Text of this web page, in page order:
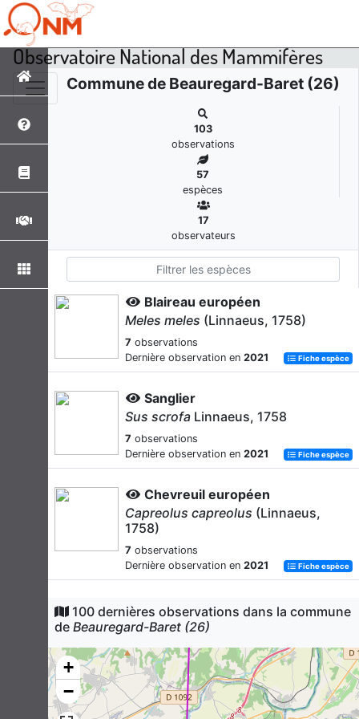
Observatoire National des Mammifères
Commune de Beauregard-Baret (26)
103
observations
57
espèces
17
observateurs
Blaireau européen
Meles meles (Linnaeus, 1758)
7 observations
Dernière observation en 2021 Fiche espèce
Sanglier
Sus scrofa Linnaeus, 1758
7 observations
Dernière observation en 2021 Fiche espèce
Chevreuil européen
Capreolus capreolus (Linnaeus,
1758)
7 observations
Dernière observation en 2021 Fiche espèce
Écureuil roux
Sciurus vulgaris
observations
Dernière observation en2021 Fiche espèce
Chamois des Alpes
100 dernières observations dans la commune
de Beauregard-Baret (26)
+
−